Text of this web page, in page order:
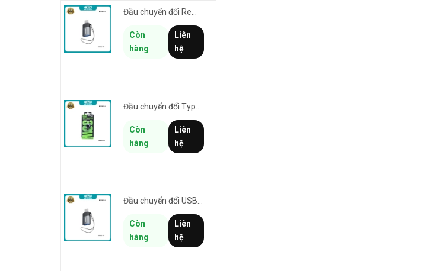
Đầu chuyển đổi Remax CB32-L-AF từ USB sang Lightning male cho thiết bị cổng USB kết nối iphone/ipad
Còn
hàng
Liên
hệ
Còn
hàng
Liên
hệ
Đầu chuyển đổi USB 3.0 to TypeC REMAX CB32-C-AF hỗ trợ truyền data tối đa 5Gbps
Còn
hàng
Liên
hệ